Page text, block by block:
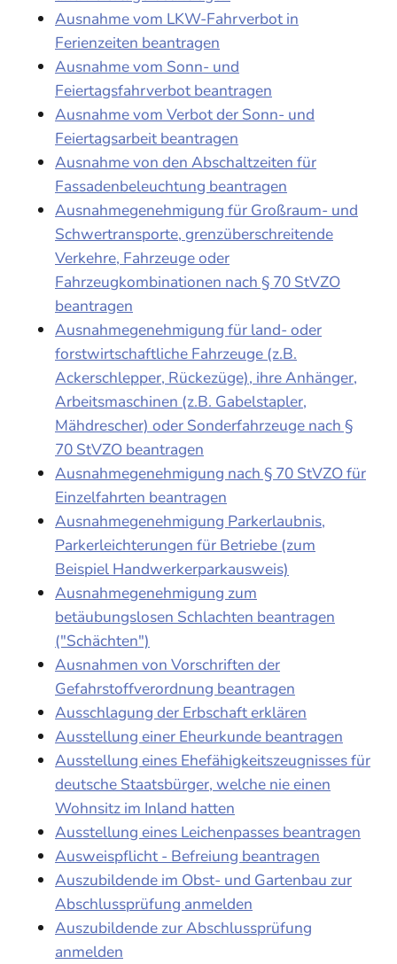
Ausnahme vom LKW-Fahrverbot in
Ferienzeiten beantragen
Ausnahme vom Sonn- und
Feiertagsfahrverbot beantragen
Ausnahme vom Verbot der Sonn- und
Feiertagsarbeit beantragen
Ausnahme von den Abschaltzeiten für
Fassadenbeleuchtung beantragen
Ausnahmegenehmigung für Großraum- und
Schwertransporte, grenzüberschreitende
Verkehre, Fahrzeuge oder
Fahrzeugkombinationen nach § 70 StVZO
beantragen
Ausnahmegenehmigung für land- oder
forstwirtschaftliche Fahrzeuge (z.B.
Ackerschlepper, Rückezüge), ihre Anhänger,
Arbeitsmaschinen (z.B. Gabelstapler,
Mähdrescher) oder Sonderfahrzeuge nach §
70 StVZO beantragen
Ausnahmegenehmigung nach § 70 StVZO für
Einzelfahrten beantragen
Ausnahmegenehmigung Parkerlaubnis,
Parkerleichterungen für Betriebe (zum
Beispiel Handwerkerparkausweis)
Ausnahmegenehmigung zum
betäubungslosen Schlachten beantragen
("Schächten")
Ausnahmen von Vorschriften der
Gefahrstoffverordnung beantragen
Ausschlagung der Erbschaft erklären
Ausstellung einer Eheurkunde beantragen
Ausstellung eines Ehefähigkeitszeugnisses für
deutsche Staatsbürger, welche nie einen
Wohnsitz im Inland hatten
Ausstellung eines Leichenpasses beantragen
Ausweispflicht - Befreiung beantragen
Auszubildende im Obst- und Gartenbau zur
Abschlussprüfung anmelden
Auszubildende zur Abschlussprüfung
anmelden